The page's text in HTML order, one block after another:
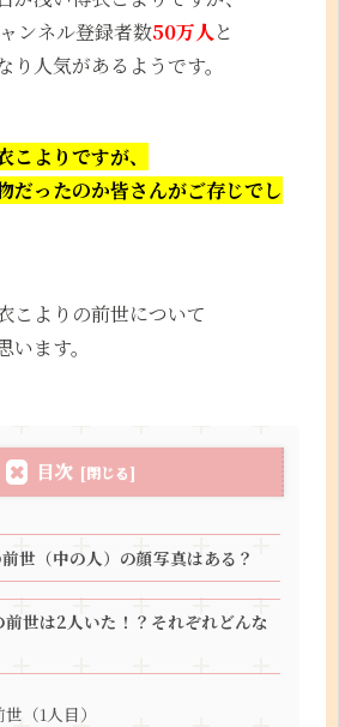
ンネル登録者数50万人と
人気があるようです。
よりですが、
だったのか皆さんがご存じでし
こよりの前世について
ます。
目次
世（中の人）の顔写真はある？
前世は2人いた！？それぞれどんな
（1人目）